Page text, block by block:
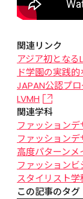
関連リンク
アジア初とな
ド学園の実践
JAPAN公認プ
LVMH
関連学科
ファッション
ファッション
高度パターンメ
ファッション
スタイリスト学
この記事のタグ